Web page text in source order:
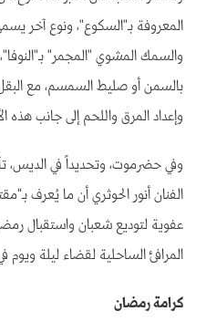
المعروفة بـ"السكوع"، ونوع آخر
والسمك المشوي "المجمر"
بالسمن أو صليط السمسم، مع البقل
وإعداد المرق واللحم إلى جانب هذه
وفي حضرموت، وتحديداً في الديس،
الفنان أنور الحوثري أن ما يُعرف
عفوية لتوديع شعبان واستقبال
المرافئ الساحلية لقضاء ليلة ويوم
كرامة رمضان